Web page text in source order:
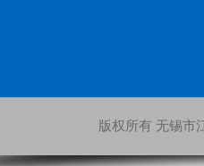
版权所有 无锡市